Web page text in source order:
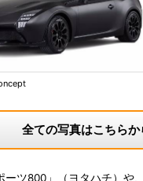
全ての写真はこちらか
ツ800」（ヨタハチ）や